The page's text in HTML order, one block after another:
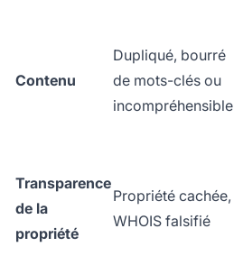
Contenu
Dupliqué, bourré
de mots-clés ou
incompréhensible
Transparence
de la
propriété
Propriété cachée,
WHOIS falsifié